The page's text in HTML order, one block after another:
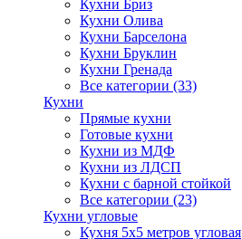
Кухни Бриз
Кухни Олива
Кухни Барселона
Кухни Бруклин
Кухни Гренада
Все категории (33)
Кухни
Прямые кухни
Готовые кухни
Кухни из МДФ
Кухни из ЛДСП
Кухни с барной стойкой
Все категории (23)
Кухни угловые
Кухня 5х5 метров угловая